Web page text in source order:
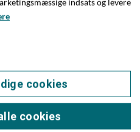
vel godt kan leve med,
cookies
cookies